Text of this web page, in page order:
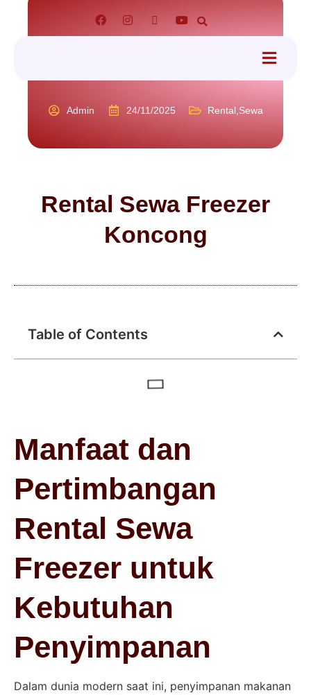
Admin 24/11/2025 Rental Sewa
Rental Sewa Freezer
Koncong
Table of Contents
Manfaat dan
Pertimbangan
Rental Sewa
Freezer untuk
Kebutuhan
Penyimpanan
Dalam dunia modern saat ini, penyimpanan makanan